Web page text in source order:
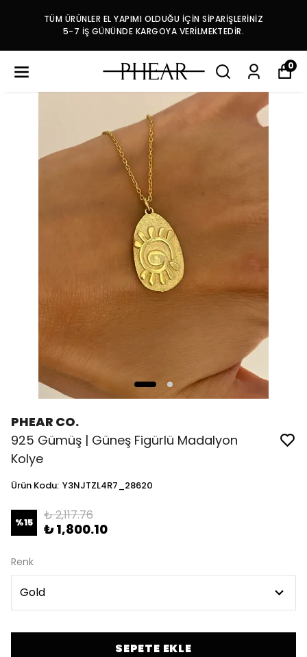
TÜM ÜRÜNLER EL YAPIMI OLDUĞU İÇİN SİPARİŞLERİNİZ
5-7 İŞ GÜNÜNDE KARGOYA VERİLMEKTEDİR.
0
PHEAR CO.
925 Gümüş | Güneş Figürlü Madalyon
Kolye
Ürün Kodu: Y3NJTZL4R7_28620
%15 ₺ 2,117.76
₺ 1,800.10
Renk
SEPETE EKLE